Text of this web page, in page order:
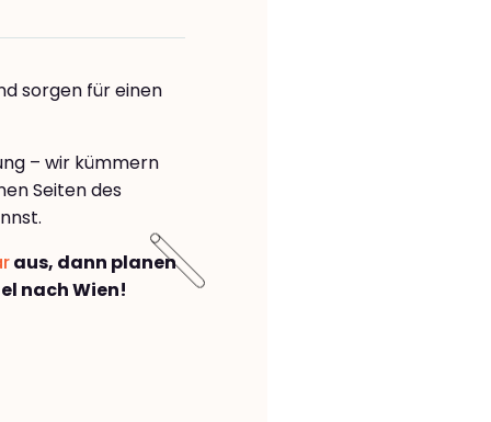
sorgen für einen
– wir kümmern
Seiten des
aus, dann planen
nach Wien!